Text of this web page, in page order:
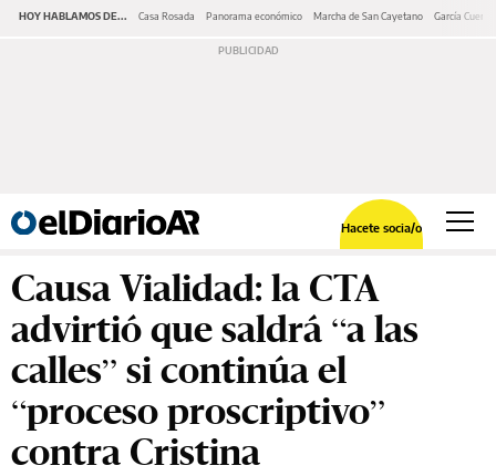
HOY HABLAMOS DE... Casa Rosada Panorama económico Marcha de San Cayetano García Cuerva
Hacete socia/o
Causa Vialidad: la CTA
advirtió que saldrá “a las
calles” si continúa el
“proceso proscriptivo”
contra Cristina